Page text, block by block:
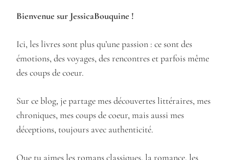
Bienvenue sur JessicaBouquine !
Ici, les livres sont plus qu’une passion : ce sont des
émotions, des voyages, des rencontres et parfois même
des coups de coeur.
Sur ce blog, je partage mes découvertes littéraires, mes
chroniques, mes coups de coeur, mais aussi mes
déceptions, toujours avec authenticité.
Que tu aimes les romans classiques, la romance, les